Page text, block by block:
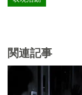
関連記事